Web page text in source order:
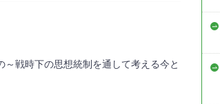
戦時下の思想統制を通して考える今と